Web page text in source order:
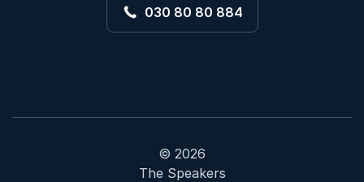
030 80 80 884
© 2026
The Speakers